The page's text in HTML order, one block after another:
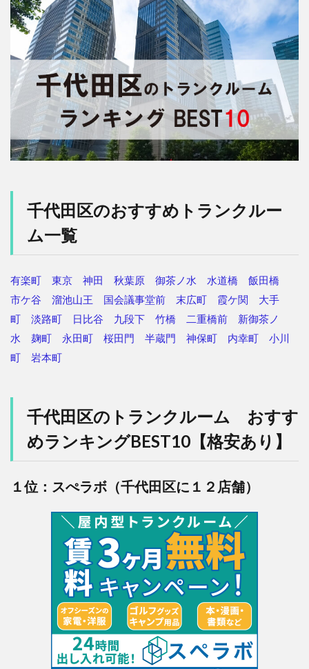
千代田区のおすすめトランクルー
ム一覧
有楽町 東京 神田 秋葉原 御茶ノ水 水道橋
飯田橋
市ケ谷
溜池山王 国会議事堂前 末広町 霞ケ関
大手
町
淡路町 日比谷 九段下 竹橋 二重橋前
新御茶ノ
水
麹町 永田町 桜田門 半蔵門 神保町 内幸町
小川
町
岩本町
千代田区のトランクルーム おすす
めランキングBEST10【格安あり】
１位：スぺラボ（千代田区に１２店舗）